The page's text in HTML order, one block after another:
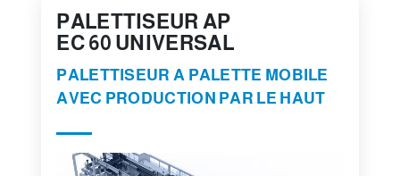
PALETTISEUR AP
EC 60 UNIVERSAL
PALETTISEUR A PALETTE MOBILE
AVEC PRODUCTION PAR LE HAUT